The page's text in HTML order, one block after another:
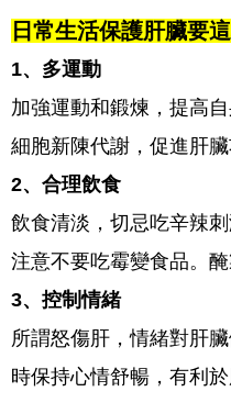
日常生活保護肝臟要
1、多運動
加強運動和鍛煉，提高
細胞新陳代謝，促進肝臟
2、合理飲食
飲食清淡，切忌吃辛辣
注意不要吃霉變食品。醃
3、控制情緒
所謂怒傷肝，情緒對肝
時保持心情舒暢，有利於